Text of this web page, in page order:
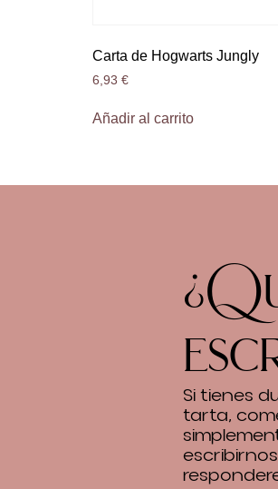
Carta de Hogwarts Jungly
6,93 €
Añadir al carrito
Si tienes
tarta,